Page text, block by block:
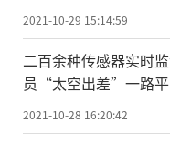
2021-10-29 15:14:59
二百余种传感器实时
员“太空出差”一路
2021-10-28 16:20:42